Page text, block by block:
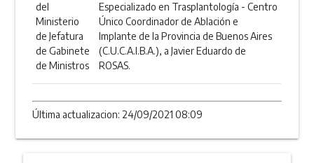
del
Ministerio
de Jefatura
de Gabinete
de Ministros
Especializado en Trasplantología - Centro
Único Coordinador de Ablación e
Implante de la Provincia de Buenos Aires
(C.U.C.A.I.B.A.), a Javier Eduardo de
ROSAS.
Última actualizacion: 24/09/2021 08:09